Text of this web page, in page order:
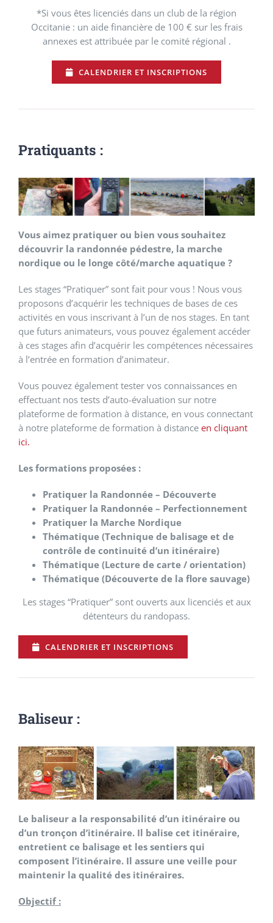
*Si vous êtes licenciés dans un club de la région
Occitanie : un aide financière de 100 € sur les frais
annexes est attribuée par le comité régional .
CALENDRIER ET INSCRIPTIONS
Pratiquants :
Vous aimez pratiquer ou bien vous souhaitez
découvrir la randonnée pédestre, la marche
nordique ou le longe côté/marche aquatique ?
Les stages “Pratiquer” sont fait pour vous ! Nous vous
proposons d’acquérir les techniques de bases de ces
activités en vous inscrivant à l’un de nos stages. En tant
que futurs animateurs, vous pouvez également accéder
à ces stages afin d’acquérir les compétences nécessaires
à l’entrée en formation d’animateur.
Vous pouvez également tester vos connaissances en
effectuant nos tests d’auto-évaluation sur notre
plateforme de formation à distance, en vous connectant
à notre plateforme de formation à distance en cliquant
ici.
Les formations proposées :
Pratiquer la Randonnée – Découverte
Pratiquer la Randonnée – Perfectionnement
Pratiquer la Marche Nordique
Thématique (Technique de balisage et de
contrôle de continuité d’un itinéraire)
Thématique (Lecture de carte / orientation)
Thématique (Découverte de la flore sauvage)
Les stages “Pratiquer” sont ouverts aux licenciés et aux
détenteurs du randopass.
CALENDRIER ET INSCRIPTIONS
Baliseur :
Le baliseur a la responsabilité d’un itinéraire ou
d’un tronçon d’itinéraire. Il balise cet itinéraire,
entretient ce balisage et les sentiers qui
composent l’itinéraire. Il assure une veille pour
maintenir la qualité des itinéraires.
Objectif :